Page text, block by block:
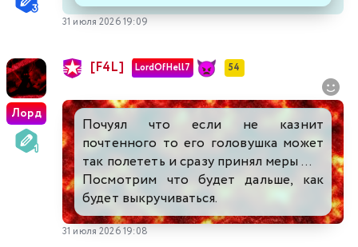
31 июля 2026 19:09
Лорд
[F4L] LordOfHell7 54
Почуял что если не казнит
почтенного то его головушка может
так полететь и сразу принял меры ...
Посмотрим что будет дальше, как
будет выкручиваться.
31 июля 2026 19:08